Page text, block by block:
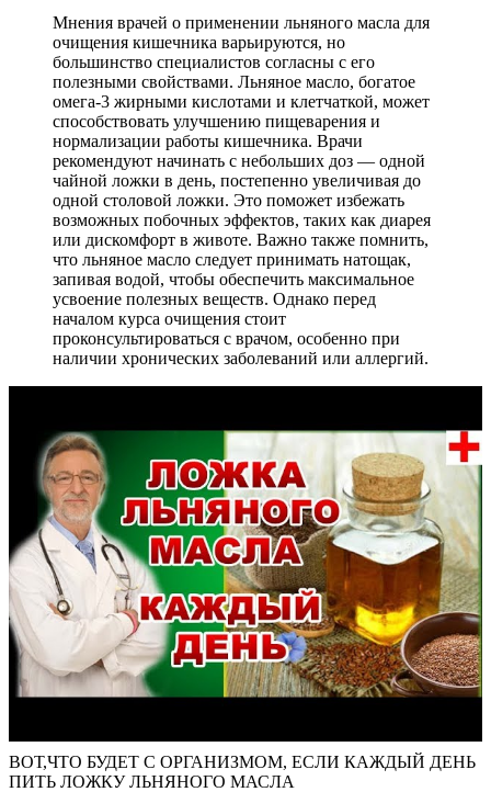
Мнения врачей о применении льняного масла для
очищения кишечника варьируются, но
большинство специалистов согласны с его
полезными свойствами. Льняное масло, богатое
омега-3 жирными кислотами и клетчаткой, может
способствовать улучшению пищеварения и
нормализации работы кишечника. Врачи
рекомендуют начинать с небольших доз — одной
чайной ложки в день, постепенно увеличивая до
одной столовой ложки. Это поможет избежать
возможных побочных эффектов, таких как диарея
или дискомфорт в животе. Важно также помнить,
что льняное масло следует принимать натощак,
запивая водой, чтобы обеспечить максимальное
усвоение полезных веществ. Однако перед
началом курса очищения стоит
проконсультироваться с врачом, особенно при
наличии хронических заболеваний или аллергий.
ВОТ,ЧТО БУДЕТ С ОРГАНИЗМОМ, ЕСЛИ КАЖДЫЙ ДЕНЬ
ПИТЬ ЛОЖКУ ЛЬНЯНОГО МАСЛА